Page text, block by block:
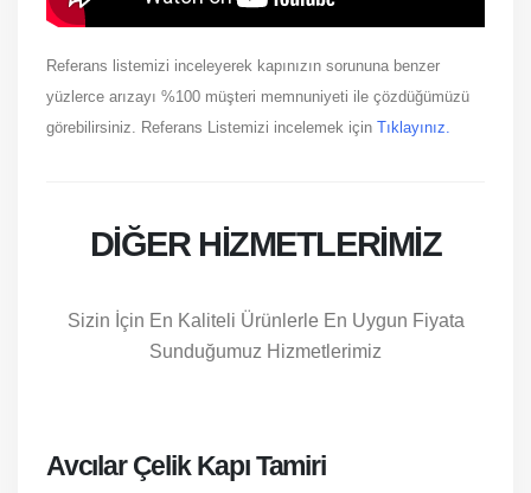
Referans listemizi inceleyerek kapınızın sorununa benzer
yüzlerce arızayı %100 müşteri memnuniyeti ile çözdüğümüzü
görebilirsiniz. Referans Listemizi incelemek için Tıklayınız.
DIĞER HIZMETLERIMIZ
Sizin İçin En Kaliteli Ürünlerle En Uygun Fiyata
Sunduğumuz Hizmetlerimiz
Avcılar Çelik Kapı Tamiri